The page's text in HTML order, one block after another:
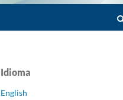
Idioma
English